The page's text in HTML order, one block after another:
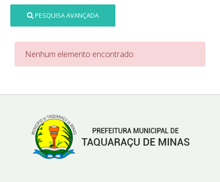
PESQUISA AVANÇADA
Nenhum elemento encontrado.